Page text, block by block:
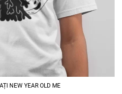
NEW YEAR OLD ME